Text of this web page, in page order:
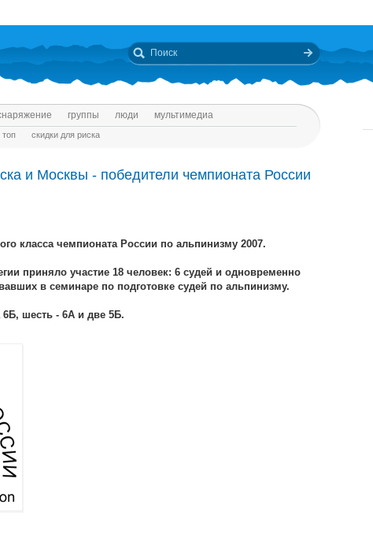
группы люди мультимедиа
топ скидки для риска
и Москвы - победители чемпионата России
класса чемпионата России по альпинизму 2007.
приняло участие 18 человек: 6 судей и одновременно
в семинаре по подготовке судей по альпинизму.
шесть - 6А и две 5Б.